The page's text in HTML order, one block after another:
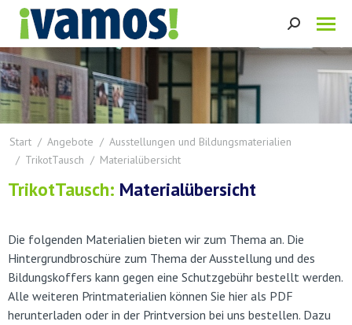
Search:
Sie befinden sich hier:
Start Angebote
Ausstellungen und Bildungsmaterialien
TrikotTausch
Materialübersicht
TrikotTausch: Materialübersicht
Die folgenden Materialien bieten wir zum Thema an. Die
Hintergrundbroschüre zum Thema der Ausstellung und des
Bildungskoffers kann gegen eine Schutzgebühr bestellt werden.
Alle weiteren Printmaterialien können Sie hier als PDF
herunterladen oder in der Printversion bei uns bestellen. Dazu